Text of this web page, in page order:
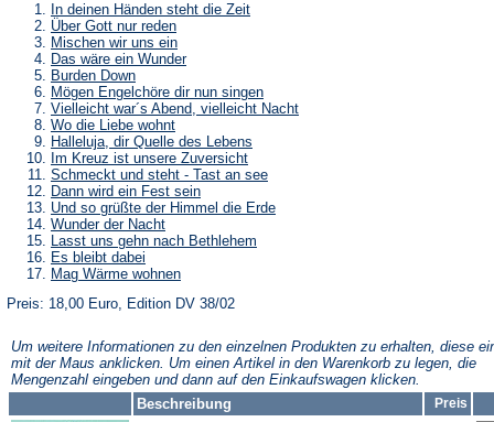
In deinen Händen steht die Zeit
Über Gott nur reden
Mischen wir uns ein
Das wäre ein Wunder
Burden Down
Mögen Engelchöre dir nun singen
Vielleicht war´s Abend, vielleicht Nacht
Wo die Liebe wohnt
Halleluja, dir Quelle des Lebens
Im Kreuz ist unsere Zuversicht
Schmeckt und steht - Tast an see
Dann wird ein Fest sein
Und so grüßte der Himmel die Erde
Wunder der Nacht
Lasst uns gehn nach Bethlehem
Es bleibt dabei
Mag Wärme wohnen
Preis: 18,00 Euro, Edition DV 38/02
Um weitere Informationen zu den einzelnen Produkten zu erhalten, diese
mit der Maus anklicken. Um einen Artikel in den Warenkorb zu legen, die
Mengenzahl eingeben und dann auf den Einkaufswagen klicken.
Beschreibung
Preis